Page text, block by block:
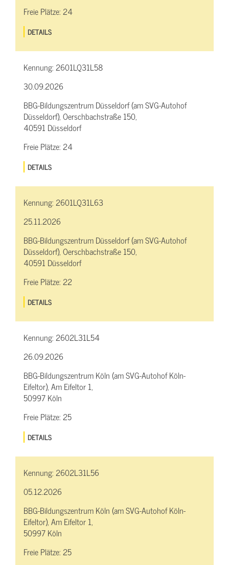
Freie Plätze:24
DETAILS
Kennung:2601LQ31L58
30.09.2026
BBG-Bildungszentrum Düsseldorf (am SVG-Autohof
Düsseldorf), Oerschbachstraße 150,
40591 Düsseldorf
Freie Plätze:24
DETAILS
Kennung:2601LQ31L63
25.11.2026
BBG-Bildungszentrum Düsseldorf (am SVG-Autohof
Düsseldorf), Oerschbachstraße 150,
40591 Düsseldorf
Freie Plätze:22
DETAILS
Kennung:2602L31L54
26.09.2026
BBG-Bildungszentrum Köln (am SVG-Autohof Köln-
Eifeltor), Am Eifeltor 1,
50997 Köln
Freie Plätze:25
DETAILS
Kennung:2602L31L56
05.12.2026
BBG-Bildungszentrum Köln (am SVG-Autohof Köln-
Eifeltor), Am Eifeltor 1,
50997 Köln
Freie Plätze:25